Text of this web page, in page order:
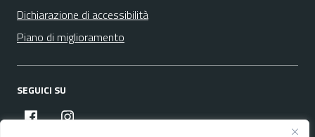
Dichiarazione di accessibilità
Piano di miglioramento
SEGUICI SU
facebookinstagram